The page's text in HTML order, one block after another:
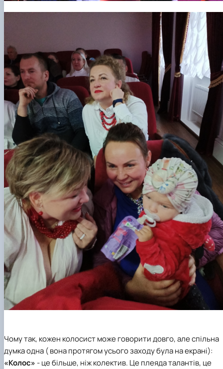
Чому так, кожен колосист може говорити довго, але спільна
думка одна ( вона протягом усього заходу була на екрані):
«Колос» - це більше, ніж колектив. Це плеяда талантів, це